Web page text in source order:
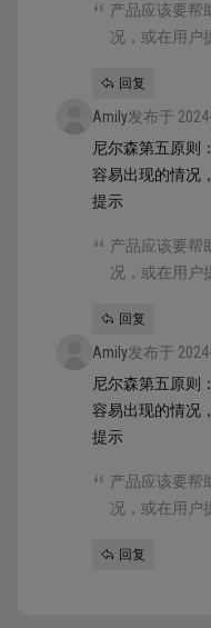
产品应该要帮
况，或在用户
回复
Amily发布于
尼尔森第五原则
容易出现的情况
提示
产品应该要帮
况，或在用户
回复
Amily发布于
尼尔森第五原则
容易出现的情况
提示
产品应该要帮
况，或在用户
回复